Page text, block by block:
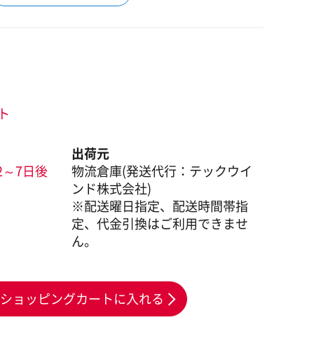
7日後
出荷元
物流倉庫(発送代行：テックウイ
ンド株式会社)
※配送曜日指定、配送時間帯指
定、代金引換はご利用できませ
ん。
ショッピングカートに入れる